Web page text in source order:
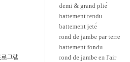
그램
demi & grand plie
battement tendu
battement jete
rond de jambe par terre
battement fondu
rond de jambe en l'air